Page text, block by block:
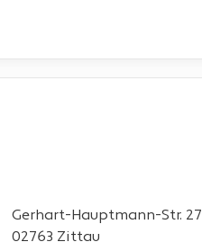
Gerhart-Hauptmann-Str. 27
02763 Zittau